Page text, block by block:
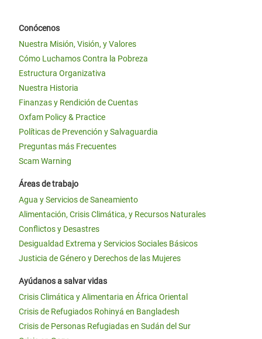
Conócenos
Nuestra Misión, Visión, y Valores
Cómo Luchamos Contra la Pobreza
Estructura Organizativa
Nuestra Historia
Finanzas y Rendición de Cuentas
Oxfam Policy & Practice
Políticas de Prevención y Salvaguardia
Preguntas más Frecuentes
Scam Warning
Áreas de trabajo
Agua y Servicios de Saneamiento
Alimentación, Crisis Climática, y Recursos Naturales
Conflictos y Desastres
Desigualdad Extrema y Servicios Sociales Básicos
Justicia de Género y Derechos de las Mujeres
Ayúdanos a salvar vidas
Crisis Climática y Alimentaria en África Oriental
Crisis de Refugiados Rohinyá en Bangladesh
Crisis de Personas Refugiadas en Sudán del Sur